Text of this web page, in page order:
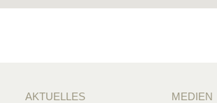
AKTUELLES
MEDIEN